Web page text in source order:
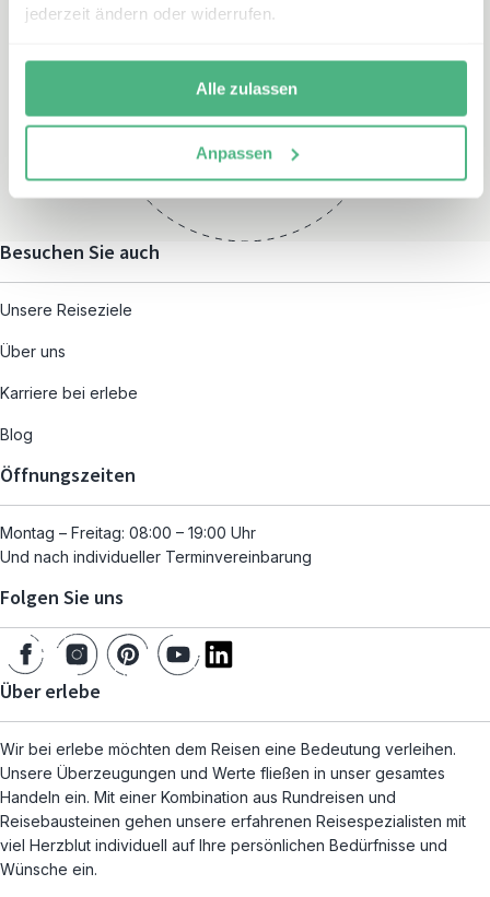
jederzeit ändern oder widerrufen.
Alle zulassen
Anpassen
Montag – Freitag:
und nach individueller
Terminvereinbarung
Besuchen Sie auch
Unsere Reiseziele
Über uns
Karriere bei erlebe
Blog
Öffnungszeiten
Montag – Freitag: 08:00 – 19:00 Uhr
Und nach individueller Terminvereinbarung
Folgen Sie uns
Über erlebe
Wir bei erlebe möchten dem Reisen eine Bedeutung verleihen.
Unsere Überzeugungen und Werte fließen in unser gesamtes
Handeln ein. Mit einer Kombination aus Rundreisen und
Reisebausteinen gehen unsere erfahrenen Reisespezialisten mit
viel Herzblut individuell auf Ihre persönlichen Bedürfnisse und
Wünsche ein.